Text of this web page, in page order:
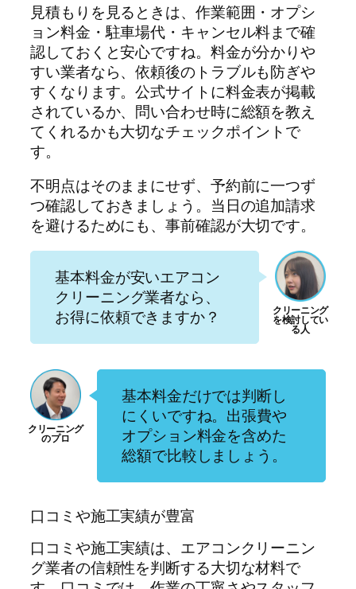
見積もりを見るときは、作業範囲・オプシ
ョン料金・駐車場代・キャンセル料まで確
認しておくと安心ですね。料金が分かりや
すい業者なら、依頼後のトラブルも防ぎや
すくなります。公式サイトに料金表が掲載
されているか、問い合わせ時に総額を教え
てくれるかも大切なチェックポイントで
す。
不明点はそのままにせず、予約前に一つず
つ確認しておきましょう。当日の追加請求
を避けるためにも、事前確認が大切です。
基本料金が安いエアコン
クリーニング業者なら、
お得に依頼できますか？
基本料金だけでは判断し
にくいですね。出張費や
オプション料金を含めた
総額で比較しましょう。
口コミや施工実績が豊富
口コミや施工実績は、エアコンクリーニン
グ業者の信頼性を判断する大切な材料で